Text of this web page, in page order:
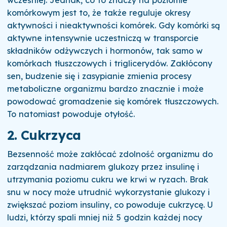
komórkowym jest to, że także reguluje okresy
aktywności i nieaktywności komórek. Gdy komórki są
aktywne intensywnie uczestniczą w transporcie
składników odżywczych i hormonów, tak samo w
komórkach tłuszczowych i triglicerydów. Zakłócony
sen, budzenie się i zasypianie zmienia procesy
metaboliczne organizmu bardzo znacznie i może
powodować gromadzenie się komórek tłuszczowych.
To natomiast powoduje otyłość.
2. Cukrzyca
Bezsenność może zakłócać zdolność organizmu do
zarządzania nadmiarem glukozy przez insulinę i
utrzymania poziomu cukru we krwi w ryzach. Brak
snu w nocy może utrudnić wykorzystanie glukozy i
zwiększać poziom insuliny, co powoduje cukrzycę. U
ludzi, którzy spali mniej niż 5 godzin każdej nocy